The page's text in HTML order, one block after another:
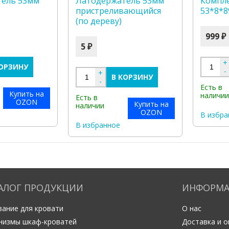
Купить на
OZON
пристреливающийся
(по дереву)
5 ₽
-
+ В КОРЗИНУ
Есть в
наличии
В избранное
Купить на
OZON
999 ₽
-
+
Есть в
наличии
В
ПРОДУКЦИИ
для кровати
шкаф-кроватей
О нас
Доставка и